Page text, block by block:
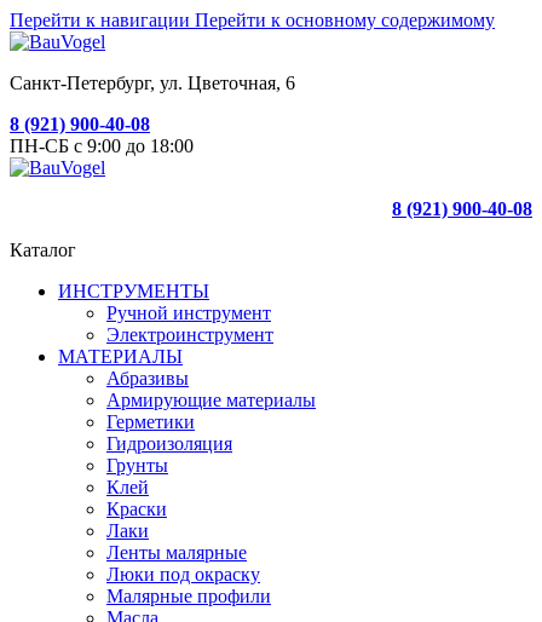
Перейти к навигации Перейти к основному содержимому
Санкт-Петербург, ул. Цветочная, 6
8 (921) 900-40-08
ПН-СБ с 9:00 до 18:00
8 (921) 900-40-08
Каталог
ИНСТРУМЕНТЫ
Ручной инструмент
Электроинструмент
МАТЕРИАЛЫ
Абразивы
Армирующие материалы
Герметики
Гидроизоляция
Грунты
Клей
Краски
Лаки
Ленты малярные
Люки под окраску
Малярные профили
Масла